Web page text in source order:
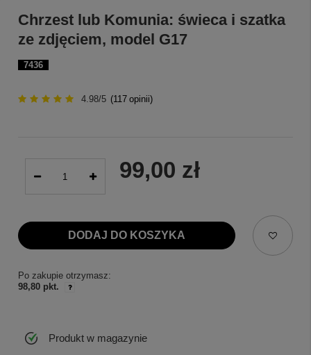
7436
Chrzest lub Komunia: świeca i szatka
ze zdjęciem, model G17
4.98/5 (117 opinii)
99,00 zł
DODAJ DO KOSZYKA
Po zakupie otrzymasz:
98,80 pkt.
Produkt w magazynie